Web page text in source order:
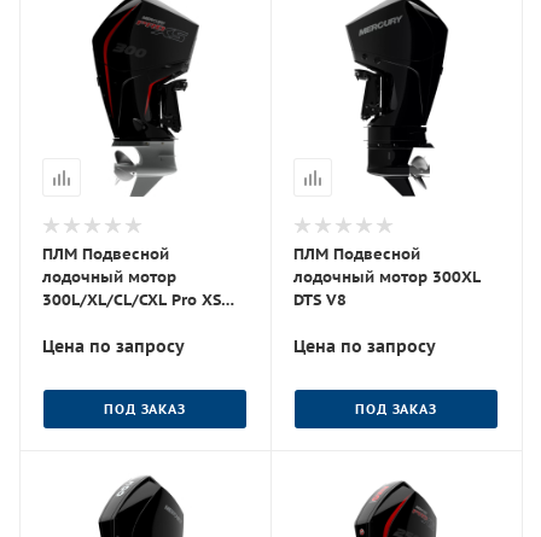
ПЛМ Подвесной
лодочный мотор
300L/XL/СL/CXL Pro XS
Цена по запросу
ПОД ЗАКАЗ
ПЛМ Подвесной
лодочный мотор 300XL
DTS V8
Цена по запросу
ПОД ЗАКАЗ